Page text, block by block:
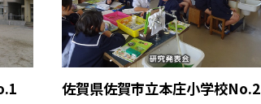
佐賀県佐賀市立本庄小学校No.2